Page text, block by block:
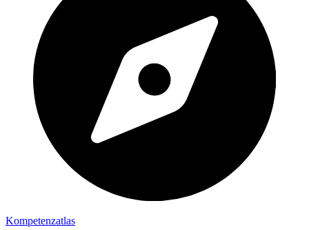
Kompetenzatlas